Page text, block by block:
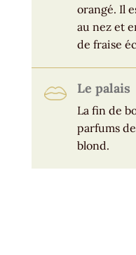
orangé. Il
au nez et
de fraise
Le palais
La fin de
parfums
blond.